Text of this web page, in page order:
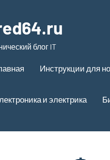
блог IT
Инструкции для
и электрика